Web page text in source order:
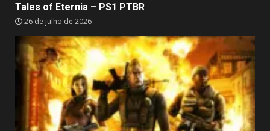
Tales of Eternia – PS1 PTBR
26 de julho de 2026